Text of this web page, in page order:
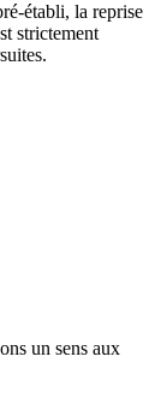
établi, la reprise
strictement
un sens aux